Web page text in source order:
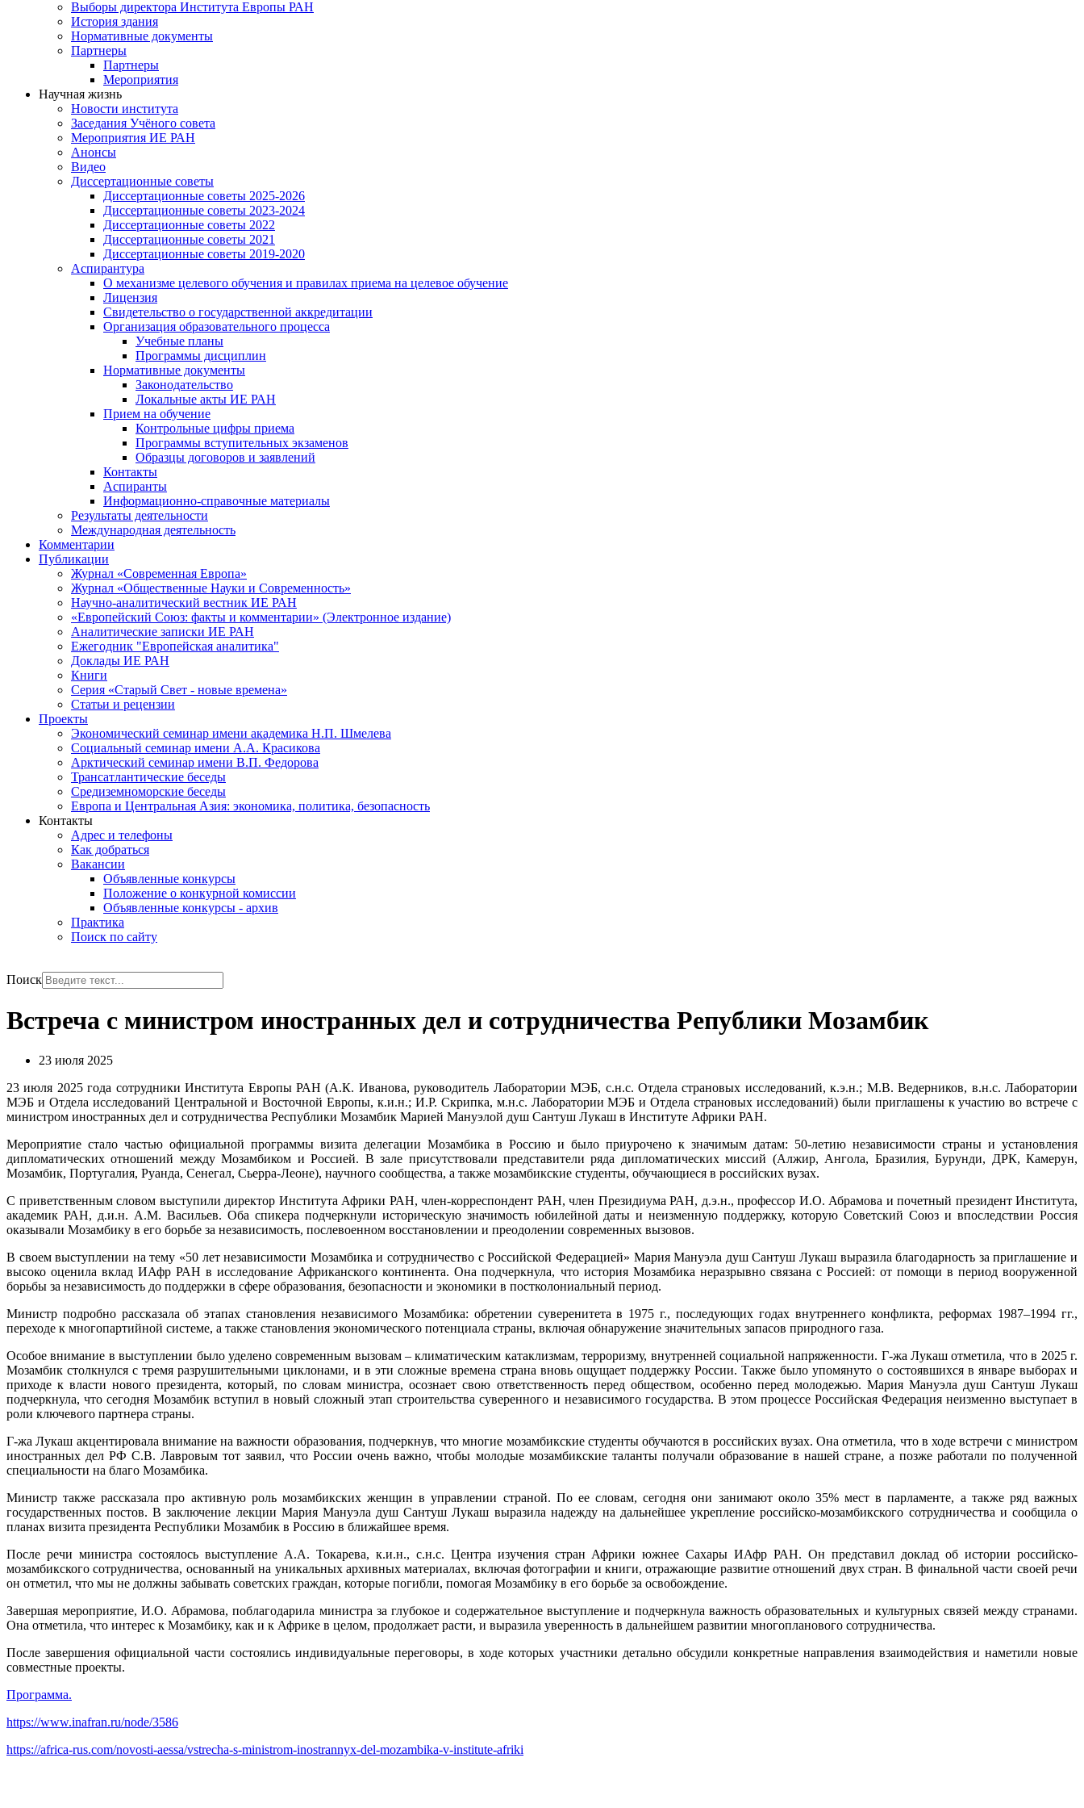
Выборы директора Института Европы РАН
История здания
Нормативные документы
Партнеры
Партнеры
Мероприятия
Научная жизнь
Новости института
Заседания Учёного совета
Мероприятия ИЕ РАН
Анонсы
Видео
Диссертационные советы
Диссертационные советы 2025-2026
Диссертационные советы 2023-2024
Диссертационные советы 2022
Диссертационные советы 2021
Диссертационные советы 2019-2020
Аспирантура
О механизме целевого обучения и правилах приема на целевое обучение
Лицензия
Свидетельство о государственной аккредитации
Организация образовательного процесса
Учебные планы
Программы дисциплин
Нормативные документы
Законодательство
Локальные акты ИЕ РАН
Прием на обучение
Контрольные цифры приема
Программы вступительных экзаменов
Образцы договоров и заявлений
Контакты
Аспиранты
Информационно-справочные материалы
Результаты деятельности
Международная деятельность
Комментарии
Публикации
Журнал «Современная Европа»
Журнал «Общественные Науки и Современность»
Научно-аналитический вестник ИЕ РАН
«Европейский Союз: факты и комментарии» (Электронное издание)
Аналитические записки ИЕ РАН
Ежегодник "Европейская аналитика"
Доклады ИЕ РАН
Книги
Серия «Старый Свет - новые времена»
Статьи и рецензии
Проекты
Экономический семинар имени академика Н.П. Шмелева
Социальный семинар имени А.А. Красикова
Арктический семинар имени В.П. Федорова
Трансатлантические беседы
Средиземноморские беседы
Европа и Центральная Азия: экономика, политика, безопасность
Контакты
Адрес и телефоны
Как добраться
Вакансии
Объявленные конкурсы
Положение о конкурной комиссии
Объявленные конкурсы - архив
Практика
Поиск по сайту
Поиск
Встреча с министром иностранных дел и сотрудничества Републики Мозамбик
23 июля 2025
23 июля 2025 года сотрудники Института Европы РАН (А.К. Иванова, руководитель Лаборатории МЭБ, с.н.с. Отдела страновых исследований, к.э.н.; М.В. Ведерников, в.н.с. Лаборатории
МЭБ и Отдела исследований Центральной и Восточной Европы, к.и.н.; И.Р. Скрипка, м.н.с. Лаборатории МЭБ и Отдела страновых исследований) были приглашены к участию во встрече с
министром иностранных дел и сотрудничества Республики Мозамбик Марией Мануэлой душ Сантуш Лукаш в Институте Африки РАН.
Мероприятие стало частью официальной программы визита делегации Мозамбика в Россию и было приурочено к значимым датам: 50-летию независимости страны и установления
дипломатических отношений между Мозамбиком и Россией. В зале присутствовали представители ряда дипломатических миссий (Алжир, Ангола, Бразилия, Бурунди, ДРК, Камерун,
Мозамбик, Португалия, Руанда, Сенегал, Сьерра-Леоне), научного сообщества, а также мозамбикские студенты, обучающиеся в российских вузах.
С приветственным словом выступили директор Института Африки РАН, член-корреспондент РАН, член Президиума РАН, д.э.н., профессор И.О. Абрамова и почетный президент Института,
академик РАН, д.и.н. А.М. Васильев. Оба спикера подчеркнули историческую значимость юбилейной даты и неизменную поддержку, которую Советский Союз и впоследствии Россия
оказывали Мозамбику в его борьбе за независимость, послевоенном восстановлении и преодолении современных вызовов.
В своем выступлении на тему «50 лет независимости Мозамбика и сотрудничество с Российской Федерацией» Мария Мануэла душ Сантуш Лукаш выразила благодарность за приглашение и
высоко оценила вклад ИАфр РАН в исследование Африканского континента. Она подчеркнула, что история Мозамбика неразрывно связана с Россией: от помощи в период вооруженной
борьбы за независимость до поддержки в сфере образования, безопасности и экономики в постколониальный период.
Министр подробно рассказала об этапах становления независимого Мозамбика: обретении суверенитета в 1975 г., последующих годах внутреннего конфликта, реформах 1987–1994 гг.,
переходе к многопартийной системе, а также становления экономического потенциала страны, включая обнаружение значительных запасов природного газа.
Особое внимание в выступлении было уделено современным вызовам – климатическим катаклизмам, терроризму, внутренней социальной напряженности. Г-жа Лукаш отметила, что в 2025 г.
Мозамбик столкнулся с тремя разрушительными циклонами, и в эти сложные времена страна вновь ощущает поддержку России. Также было упомянуто о состоявшихся в январе выборах и
приходе к власти нового президента, который, по словам министра, осознает свою ответственность перед обществом, особенно перед молодежью. Мария Мануэла душ Сантуш Лукаш
подчеркнула, что сегодня Мозамбик вступил в новый сложный этап строительства суверенного и независимого государства. В этом процессе Российская Федерация неизменно выступает в
роли ключевого партнера страны.
Г-жа Лукаш акцентировала внимание на важности образования, подчеркнув, что многие мозамбикские студенты обучаются в российских вузах. Она отметила, что в ходе встречи с министром
иностранных дел РФ С.В. Лавровым тот заявил, что России очень важно, чтобы молодые мозамбикские таланты получали образование в нашей стране, а позже работали по полученной
специальности на благо Мозамбика.
Министр также рассказала про активную роль мозамбикских женщин в управлении страной. По ее словам, сегодня они занимают около 35% мест в парламенте, а также ряд важных
государственных постов. В заключение лекции Мария Мануэла душ Сантуш Лукаш выразила надежду на дальнейшее укрепление российско-мозамбикского сотрудничества и сообщила о
планах визита президента Республики Мозамбик в Россию в ближайшее время.
После речи министра состоялось выступление А.А. Токарева, к.и.н., с.н.с. Центра изучения стран Африки южнее Сахары ИАфр РАН. Он представил доклад об истории российско-
мозамбикского сотрудничества, основанный на уникальных архивных материалах, включая фотографии и книги, отражающие развитие отношений двух стран. В финальной части своей речи
он отметил, что мы не должны забывать советских граждан, которые погибли, помогая Мозамбику в его борьбе за освобождение.
Завершая мероприятие, И.О. Абрамова, поблагодарила министра за глубокое и содержательное выступление и подчеркнула важность образовательных и культурных связей между странами.
Она отметила, что интерес к Мозамбику, как и к Африке в целом, продолжает расти, и выразила уверенность в дальнейшем развитии многопланового сотрудничества.
После завершения официальной части состоялись индивидуальные переговоры, в ходе которых участники детально обсудили конкретные направления взаимодействия и наметили новые
совместные проекты.
Программа.
https://www.inafran.ru/node/3586
https://africa-rus.com/novosti-aessa/vstrecha-s-ministrom-inostrannyx-del-mozambika-v-institute-afriki